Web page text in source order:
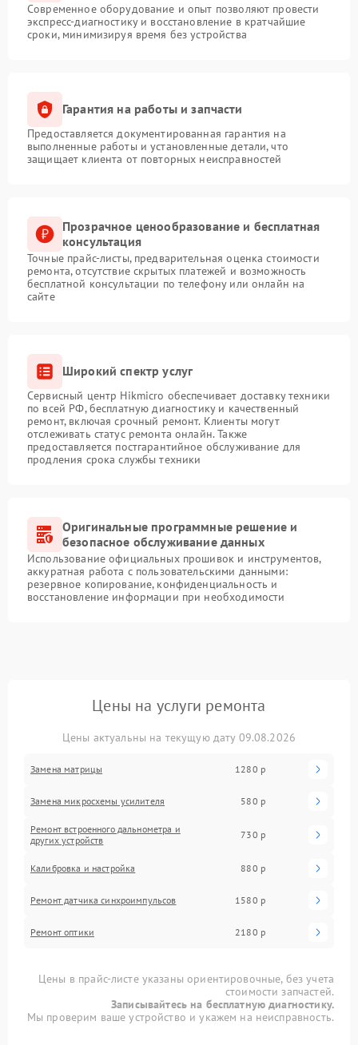
Современное оборудование и опыт позволяют провести
экспресс-диагностику и восстановление в кратчайшие
сроки, минимизируя время без устройства
Гарантия на работы и запчасти
Предоставляется документированная гарантия на
выполненные работы и установленные детали, что
защищает клиента от повторных неисправностей
Прозрачное ценообразование и бесплатная
консультация
Точные прайс-листы, предварительная оценка стоимости
ремонта, отсутствие скрытых платежей и возможность
бесплатной консультации по телефону или онлайн на
сайте
Широкий спектр услуг
Сервисный центр Hikmicro обеспечивает доставку техники
по всей РФ, бесплатную диагностику и качественный
ремонт, включая срочный ремонт. Клиенты могут
отслеживать статус ремонта онлайн. Также
предоставляется постгарантийное обслуживание для
продления срока службы техники
Оригинальные программные решение и
безопасное обслуживание данных
Использование официальных прошивок и инструментов,
аккуратная работа с пользовательскими данными:
резервное копирование, конфиденциальность и
восстановление информации при необходимости
Цены на услуги ремонта
Цены актуальны на текущую дату 09.08.2026
Замена матрицы 1280 р
Замена микросхемы усилителя 580 р
Ремонт встроенного дальнометра и
других устройств
730 р
Калибровка и настройка 880 р
Ремонт датчика синхроимпульсов 1580 р
Ремонт оптики 2180 р
Цены в прайс-листе указаны ориентировочные, без учета
стоимости запчастей.
Записывайтесь на бесплатную диагностику.
Мы проверим ваше устройство и укажем на неисправность.